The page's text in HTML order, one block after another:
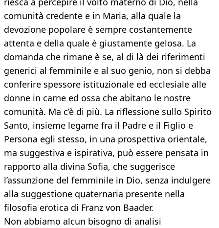
comunità credente e in Maria, alla quale la
devozione popolare è sempre costantemente
attenta e della quale è giustamente gelosa. La
domanda che rimane è se, al di là dei riferimenti
generici al femminile e al suo genio, non si debba
conferire spessore istituzionale ed ecclesiale alle
donne in carne ed ossa che abitano le nostre
comunità. Ma c’è di più. La riflessione sullo Spirito
Santo, insieme legame fra il Padre e il Figlio e
Persona egli stesso, in una prospettiva orientale,
ma suggestiva e ispirativa, può essere pensata in
rapporto alla divina Sofia, che suggerisce
l’assunzione del femminile in Dio, senza indulgere
alla suggestione quaternaria presente nella
filosofia erotica di Franz von Baader.
Non abbiamo alcun bisogno di analisi